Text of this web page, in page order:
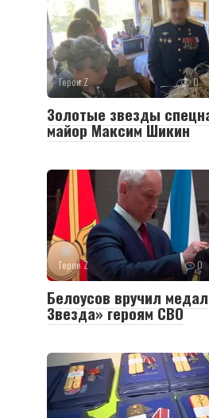
Герои Z 0
Золотые звезды
майор Максим Шикин
Герои Z 0
Белоусов вручил
Звезда» героям СВО